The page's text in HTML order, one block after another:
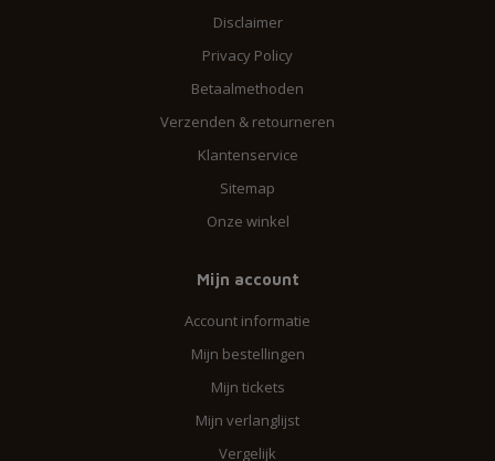
Disclaimer
Privacy Policy
Betaalmethoden
Verzenden & retourneren
Klantenservice
Sitemap
Onze winkel
Mijn account
Account informatie
Mijn bestellingen
Mijn tickets
Mijn verlanglijst
Vergelijk